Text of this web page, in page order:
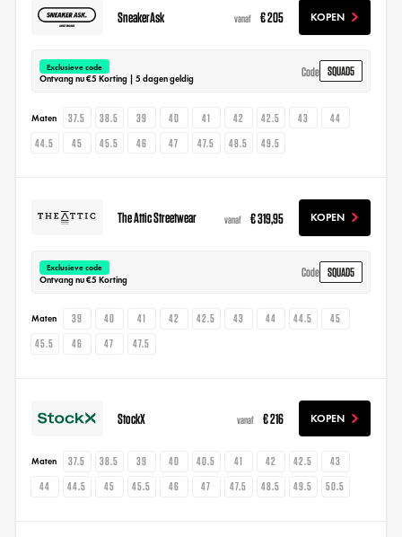
SneakerAsk vanaf € 205 KOPEN
Exclusieve code
Ontvang nu €5 Korting | 5 dagen geldig
Code SQUAD5
Maten 37.5 38.5 39 40 41 42 42.5 43
44
44.5
45 45.5 46 47 47.5 48.5 49.5
The Attic Streetwear vanaf € 319,95 KOPEN
Exclusieve code
Ontvang nu €5 Korting
Code SQUAD5
Maten 39 40 41 42 42.5 43 44 44.5
45
45.5
46 47 47.5
StockX vanaf € 216 KOPEN
Maten 37.5 38.5 39 40 40.5 41 42 42.5
43
44
44.5 45 45.5 46 47 47.5 48.5 49.5 50.5